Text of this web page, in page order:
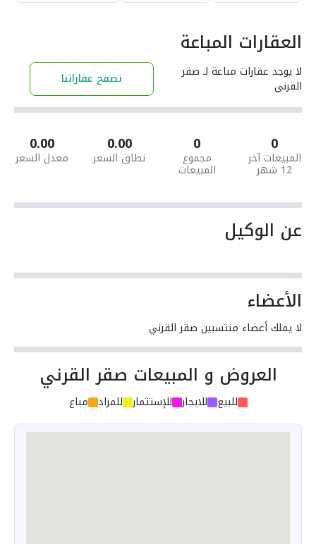
العقارات المباعة
لا يوجد عقارات مباعة لـ صقر
القرني تصفح عقاراتنا
0
المبيعات آخر
12 شهر
0
مجموع
المبيعات
0.00
نطاق السعر
0.00
معدل السعر
عن الوكيل
الأعضاء
لا يملك أعضاء منتسبين صقر القرني
العروض و المبيعات صقر القرني
للبيع للايجار للإستثمار للمزاد مباع